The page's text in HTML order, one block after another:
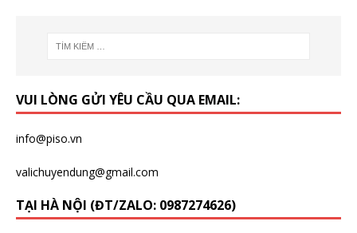
VUI LÒNG GỬI YÊU CẦU QUA EMAIL:
info@piso.vn
valichuyendung@gmail.com
TẠI HÀ NỘI (ĐT/ZALO: 0987274626)